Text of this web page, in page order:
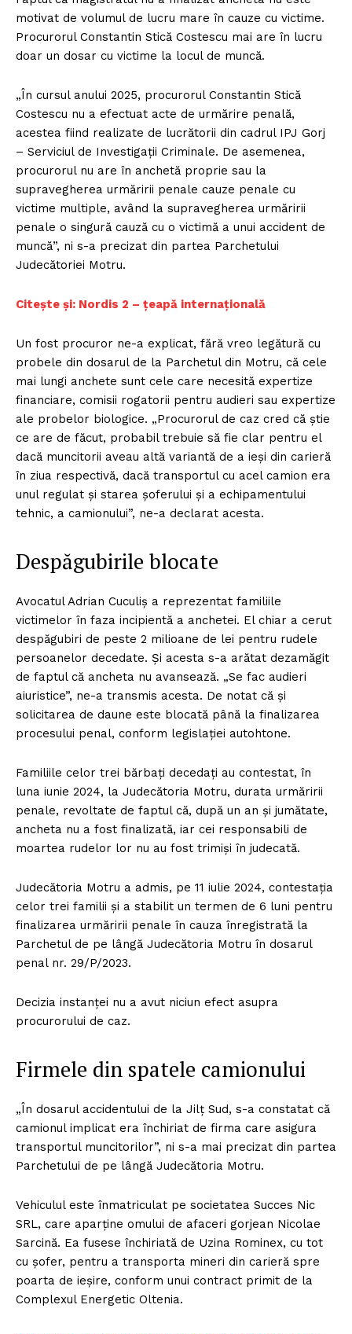
motivat de volumul de lucru mare în cauze cu victime.
Procurorul Constantin Stică Costescu mai are în lucru
doar un dosar cu victime la locul de muncă.
„În cursul anului 2025, procurorul Constantin Stică
Costescu nu a efectuat acte de urmărire penală,
acestea fiind realizate de lucrătorii din cadrul IPJ Gorj
– Serviciul de Investigații Criminale. De asemenea,
procurorul nu are în anchetă proprie sau la
supravegherea urmăririi penale cauze penale cu
victime multiple, având la supravegherea urmăririi
penale o singură cauză cu o victimă a unui accident de
muncă”, ni s-a precizat din partea Parchetului
Judecătoriei Motru.
Citește și: Nordis 2 – țeapă internațională
Un fost procuror ne-a explicat, fără vreo legătură cu
probele din dosarul de la Parchetul din Motru, că cele
mai lungi anchete sunt cele care necesită expertize
financiare, comisii rogatorii pentru audieri sau expertize
ale probelor biologice. „Procurorul de caz cred că știe
ce are de făcut, probabil trebuie să fie clar pentru el
dacă muncitorii aveau altă variantă de a ieși din carieră
în ziua respectivă, dacă transportul cu acel camion era
unul regulat și starea șoferului și a echipamentului
tehnic, a camionului”, ne-a declarat acesta.
Despăgubirile blocate
Avocatul Adrian Cuculiș a reprezentat familiile
victimelor în faza incipientă a anchetei. El chiar a cerut
despăgubiri de peste 2 milioane de lei pentru rudele
persoanelor decedate. Și acesta s-a arătat dezamăgit
de faptul că ancheta nu avansează. „Se fac audieri
aiuristice”, ne-a transmis acesta. De notat că și
solicitarea de daune este blocată până la finalizarea
procesului penal, conform legislației autohtone.
Familiile celor trei bărbați decedați au contestat, în
luna iunie 2024, la Judecătoria Motru, durata urmăririi
penale, revoltate de faptul că, după un an și jumătate,
ancheta nu a fost finalizată, iar cei responsabili de
moartea rudelor lor nu au fost trimiși în judecată.
Judecătoria Motru a admis, pe 11 iulie 2024, contestația
celor trei familii și a stabilit un termen de 6 luni pentru
finalizarea urmăririi penale în cauza înregistrată la
Parchetul de pe lângă Judecătoria Motru în dosarul
penal nr. 29/P/2023.
Decizia instanței nu a avut niciun efect asupra
procurorului de caz.
Firmele din spatele camionului
„În dosarul accidentului de la Jilț Sud, s-a constatat că
camionul implicat era închiriat de firma care asigura
transportul muncitorilor”, ni s-a mai precizat din partea
Parchetului de pe lângă Judecătoria Motru.
Vehiculul este înmatriculat pe societatea Succes Nic
SRL, care aparține omului de afaceri gorjean Nicolae
Sarcină. Ea fusese închiriată de Uzina Rominex, cu tot
cu șofer, pentru a transporta mineri din carieră spre
poarta de ieșire, conform unui contract primit de la
Complexul Energetic Oltenia.